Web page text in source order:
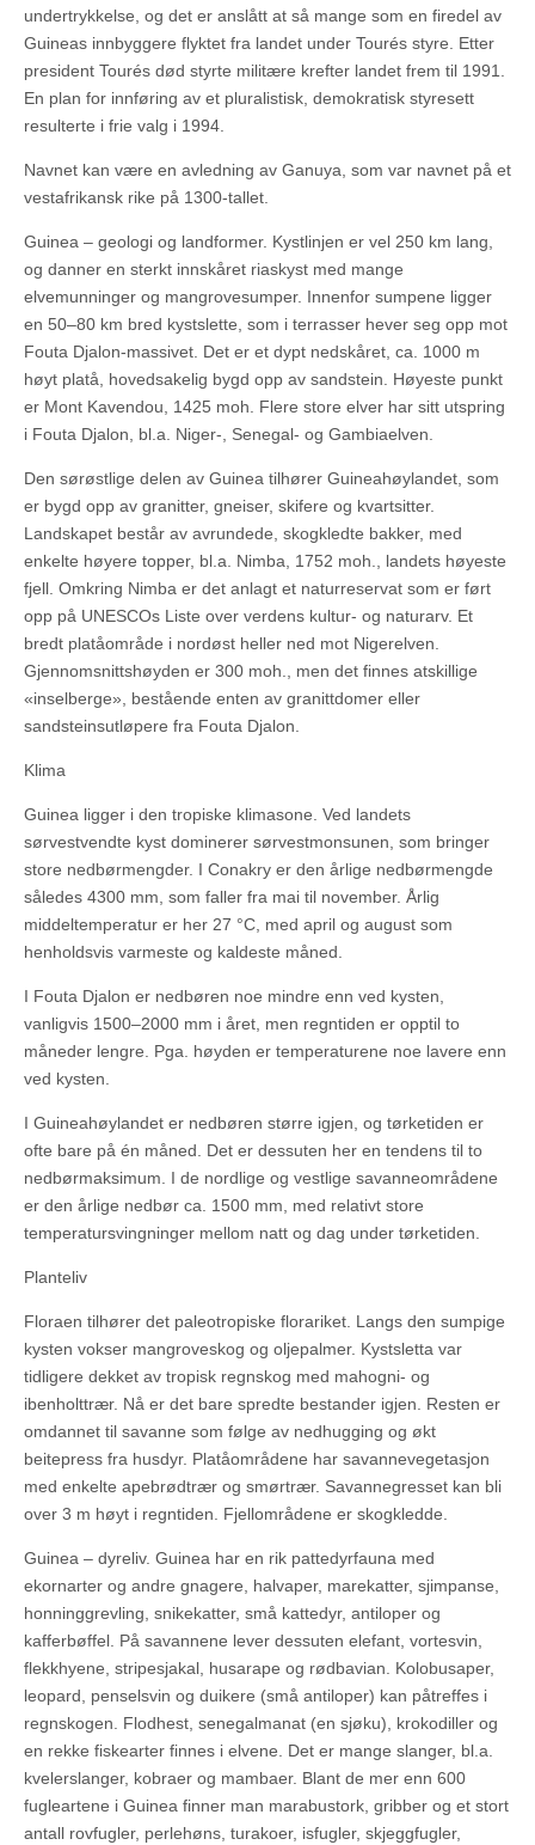
undertrykkelse, og det er anslått at så mange som en firedel av
Guineas innbyggere flyktet fra landet under Tourés styre. Etter
president Tourés død styrte militære krefter landet frem til 1991.
En plan for innføring av et pluralistisk, demokratisk styresett
resulterte i frie valg i 1994.
Navnet kan være en avledning av Ganuya, som var navnet på et
vestafrikansk rike på 1300-tallet.
Guinea – geologi og landformer. Kystlinjen er vel 250 km lang,
og danner en sterkt innskåret riaskyst med mange
elvemunninger og mangrovesumper. Innenfor sumpene ligger
en 50–80 km bred kystslette, som i terrasser hever seg opp mot
Fouta Djalon-massivet. Det er et dypt nedskåret, ca. 1000 m
høyt platå, hovedsakelig bygd opp av sandstein. Høyeste punkt
er Mont Kavendou, 1425 moh. Flere store elver har sitt utspring
i Fouta Djalon, bl.a. Niger-, Senegal- og Gambiaelven.
Den sørøstlige delen av Guinea tilhører Guineahøylandet, som
er bygd opp av granitter, gneiser, skifere og kvartsitter.
Landskapet består av avrundede, skogkledte bakker, med
enkelte høyere topper, bl.a. Nimba, 1752 moh., landets høyeste
fjell. Omkring Nimba er det anlagt et naturreservat som er ført
opp på UNESCOs Liste over verdens kultur- og naturarv. Et
bredt platåområde i nordøst heller ned mot Nigerelven.
Gjennomsnittshøyden er 300 moh., men det finnes atskillige
«inselberge», bestående enten av granittdomer eller
sandsteinsutløpere fra Fouta Djalon.
Klima
Guinea ligger i den tropiske klimasone. Ved landets
sørvestvendte kyst dominerer sørvestmonsunen, som bringer
store nedbørmengder. I Conakry er den årlige nedbørmengde
således 4300 mm, som faller fra mai til november. Årlig
middeltemperatur er her 27 °C, med april og august som
henholdsvis varmeste og kaldeste måned.
I Fouta Djalon er nedbøren noe mindre enn ved kysten,
vanligvis 1500–2000 mm i året, men regntiden er opptil to
måneder lengre. Pga. høyden er temperaturene noe lavere enn
ved kysten.
I Guineahøylandet er nedbøren større igjen, og tørketiden er
ofte bare på én måned. Det er dessuten her en tendens til to
nedbørmaksimum. I de nordlige og vestlige savanneområdene
er den årlige nedbør ca. 1500 mm, med relativt store
temperatursvingninger mellom natt og dag under tørketiden.
Planteliv
Floraen tilhører det paleotropiske florariket. Langs den sumpige
kysten vokser mangroveskog og oljepalmer. Kystsletta var
tidligere dekket av tropisk regnskog med mahogni- og
ibenholttrær. Nå er det bare spredte bestander igjen. Resten er
omdannet til savanne som følge av nedhugging og økt
beitepress fra husdyr. Platåområdene har savannevegetasjon
med enkelte apebrødtrær og smørtrær. Savannegresset kan bli
over 3 m høyt i regntiden. Fjellområdene er skogkledde.
Guinea – dyreliv. Guinea har en rik pattedyrfauna med
ekornarter og andre gnagere, halvaper, marekatter, sjimpanse,
honninggrevling, snikekatter, små kattedyr, antiloper og
kafferbøffel. På savannene lever dessuten elefant, vortesvin,
flekkhyene, stripesjakal, husarape og rødbavian. Kolobusaper,
leopard, penselsvin og duikere (små antiloper) kan påtreffes i
regnskogen. Flodhest, senegalmanat (en sjøku), krokodiller og
en rekke fiskearter finnes i elvene. Det er mange slanger, bl.a.
kvelerslanger, kobraer og mambaer. Blant de mer enn 600
fugleartene i Guinea finner man marabustork, gribber og et stort
antall rovfugler, perlehøns, turakoer, isfugler, skjeggfugler,